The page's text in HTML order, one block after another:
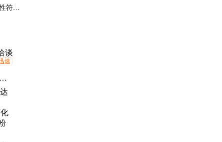
符合
谈
速